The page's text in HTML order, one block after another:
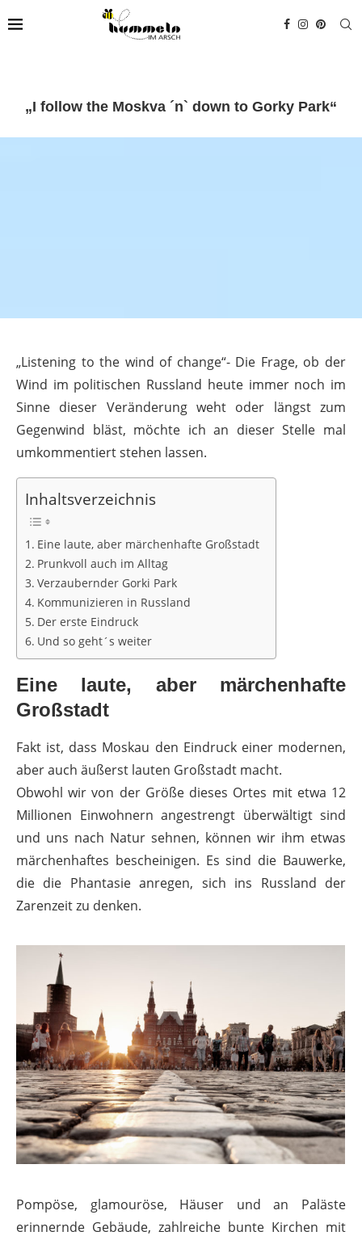
„I follow the Moskva ´n` down to Gorky Park“
„Listening to the wind of change“- Die Frage, ob der
Wind im politischen Russland heute immer noch im
Sinne dieser Veränderung weht oder längst zum
Gegenwind bläst, möchte ich an dieser Stelle mal
umkommentiert stehen lassen.
Inhaltsverzeichnis
Eine laute, aber märchenhafte Großstadt
Prunkvoll auch im Alltag
Verzaubernder Gorki Park
Kommunizieren in Russland
Der erste Eindruck
Und so geht´s weiter
Eine laute, aber märchenhafte
Großstadt
Fakt ist, dass Moskau den Eindruck einer modernen,
aber auch äußerst lauten Großstadt macht.
Obwohl wir von der Größe dieses Ortes mit etwa 12
Millionen Einwohnern angestrengt überwältigt sind
und uns nach Natur sehnen, können wir ihm etwas
märchenhaftes bescheinigen. Es sind die Bauwerke,
die die Phantasie anregen, sich ins Russland der
Zarenzeit zu denken.
Pompöse, glamouröse, Häuser und an Paläste
erinnernde Gebäude, zahlreiche bunte Kirchen mit